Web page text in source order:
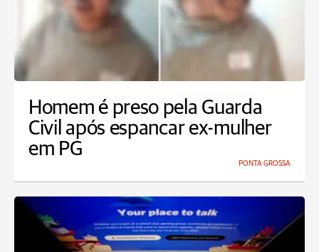
Homem é preso pela Guarda
Civil após espancar ex-mulher
em PG
PONTA GROSSA